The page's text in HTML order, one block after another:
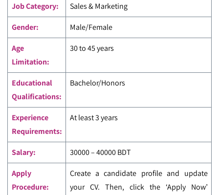
Job Category: Sales & Marketing
Gender: Male/Female
Age
Limitation:
30 to 45 years
Educational
Qualifications:
Bachelor/Honors
Experience
Requirements:
At least 3 years
Salary: 30000 – 40000 BDT
Apply
Procedure:
Create a candidate profile and update
your CV. Then, click the ‘Apply Now’